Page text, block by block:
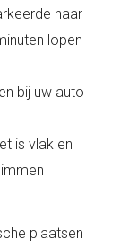
naar
lopen
bij uw auto
is vlak en
plaatsen